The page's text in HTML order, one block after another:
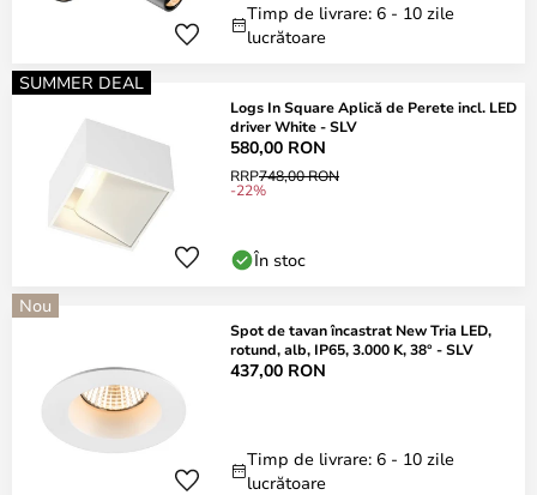
Timp de livrare: 6 - 10 zile
lucrătoare
SUMMER DEAL
Logs In Square Aplică de Perete incl. LED
driver White - SLV
580,00 RON
RRP748,00 RON
-22%
În stoc
Nou
Spot de tavan încastrat New Tria LED,
rotund, alb, IP65, 3.000 K, 38° - SLV
437,00 RON
Timp de livrare: 6 - 10 zile
lucrătoare